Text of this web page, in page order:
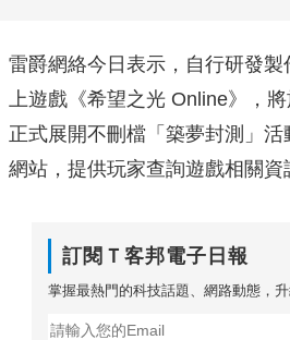
雷爵網絡今日表示，自行研發
上遊戲《希望之光 Online》，
正式展開不刪檔「築夢封測」
網站，提供玩家查詢遊戲相關資
訂閱Ｔ客邦電子日報
掌握最熱門的科技話題、網路動態，